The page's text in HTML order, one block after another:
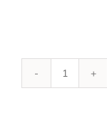
SINGING